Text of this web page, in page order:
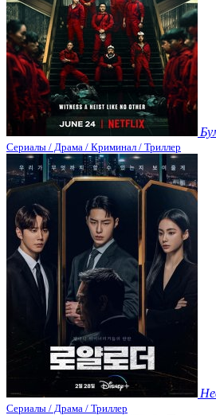
Сериалы / Драма / Криминал / Триллер
Сериалы / Драма / Триллер